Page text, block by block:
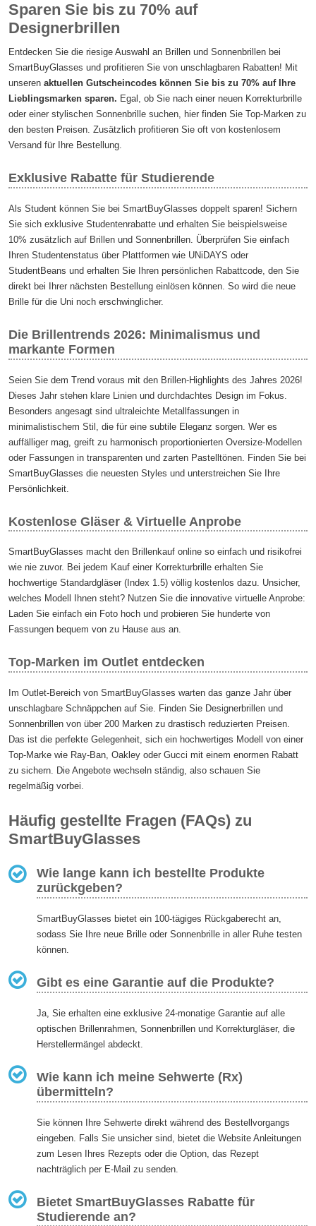
Sparen Sie bis zu 70% auf
Designerbrillen
Entdecken Sie die riesige Auswahl an Brillen und Sonnenbrillen bei
SmartBuyGlasses und profitieren Sie von unschlagbaren Rabatten! Mit
unserenaktuellen Gutscheincodes können Sie bis zu 70% auf Ihre
Lieblingsmarken sparen. Egal, ob Sie nach einer neuen Korrekturbrille
oder einer stylischen Sonnenbrille suchen, hier finden Sie Top-Marken zu
den besten Preisen. Zusätzlich profitieren Sie oft von kostenlosem
Versand für Ihre Bestellung.
Exklusive Rabatte für Studierende
Als Student können Sie bei SmartBuyGlasses doppelt sparen! Sichern
Sie sich exklusive Studentenrabatte und erhalten Sie beispielsweise
10% zusätzlich auf Brillen und Sonnenbrillen. Überprüfen Sie einfach
Ihren Studentenstatus über Plattformen wie UNiDAYS oder
StudentBeans und erhalten Sie Ihren persönlichen Rabattcode, den Sie
direkt bei Ihrer nächsten Bestellung einlösen können. So wird die neue
Brille für die Uni noch erschwinglicher.
Die Brillentrends 2026: Minimalismus und
markante Formen
Seien Sie dem Trend voraus mit den Brillen-Highlights des Jahres 2026!
Dieses Jahr stehen klare Linien und durchdachtes Design im Fokus.
Besonders angesagt sind ultraleichte Metallfassungen in
minimalistischem Stil, die für eine subtile Eleganz sorgen. Wer es
auffälliger mag, greift zu harmonisch proportionierten Oversize-Modellen
oder Fassungen in transparenten und zarten Pastelltönen. Finden Sie bei
SmartBuyGlasses die neuesten Styles und unterstreichen Sie Ihre
Persönlichkeit.
Kostenlose Gläser & Virtuelle Anprobe
SmartBuyGlasses macht den Brillenkauf online so einfach und risikofrei
wie nie zuvor. Bei jedem Kauf einer Korrekturbrille erhalten Sie
hochwertige Standardgläser (Index 1.5) völlig kostenlos dazu. Unsicher,
welches Modell Ihnen steht? Nutzen Sie die innovative virtuelle Anprobe:
Laden Sie einfach ein Foto hoch und probieren Sie hunderte von
Fassungen bequem von zu Hause aus an.
Top-Marken im Outlet entdecken
Im Outlet-Bereich von SmartBuyGlasses warten das ganze Jahr über
unschlagbare Schnäppchen auf Sie. Finden Sie Designerbrillen und
Sonnenbrillen von über 200 Marken zu drastisch reduzierten Preisen.
Das ist die perfekte Gelegenheit, sich ein hochwertiges Modell von einer
Top-Marke wie Ray-Ban, Oakley oder Gucci mit einem enormen Rabatt
zu sichern. Die Angebote wechseln ständig, also schauen Sie
regelmäßig vorbei.
Häufig gestellte Fragen (FAQs) zu
SmartBuyGlasses
Wie lange kann ich bestellte Produkte
zurückgeben?
SmartBuyGlasses bietet ein 100-tägiges Rückgaberecht an,
sodass Sie Ihre neue Brille oder Sonnenbrille in aller Ruhe testen
können.
Gibt es eine Garantie auf die Produkte?
Ja, Sie erhalten eine exklusive 24-monatige Garantie auf alle
optischen Brillenrahmen, Sonnenbrillen und Korrekturgläser, die
Herstellermängel abdeckt.
Wie kann ich meine Sehwerte (Rx)
übermitteln?
Sie können Ihre Sehwerte direkt während des Bestellvorgangs
eingeben. Falls Sie unsicher sind, bietet die Website Anleitungen
zum Lesen Ihres Rezepts oder die Option, das Rezept
nachträglich per E-Mail zu senden.
Bietet SmartBuyGlasses Rabatte für
Studierende an?